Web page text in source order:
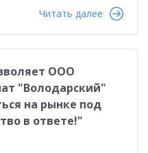
Читать далее
ООО
"Володарский"
на рынке под
в ответе!"